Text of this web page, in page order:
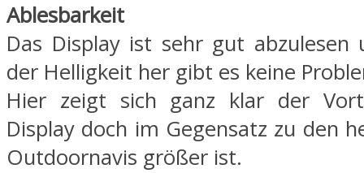
Ablesbarkeit
Das Display ist sehr gut abzulesen
der Helligkeit her gibt es keine
Hier zeigt sich ganz klar der
Display doch im Gegensatz zu den
Outdoornavis größer ist.